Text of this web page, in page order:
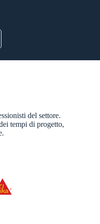
del settore.
tempi di progetto,